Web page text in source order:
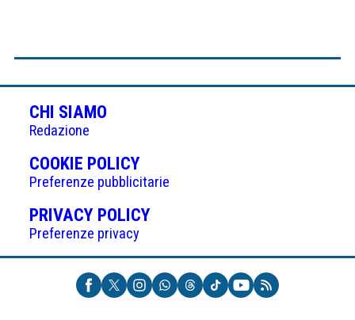
CHI SIAMO
Redazione
COOKIE POLICY(APRE
IN
UNA
NUOVA
Preferenze pubblicitarie
PRIVACY POLICY(APRE
UNA
NUOVA
SCHEDA)
Preferenze privacy